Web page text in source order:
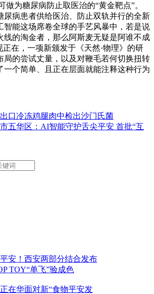
做为糖尿病防止取医治的“黄金靶点”。
尿病患者供给医治、防止双轨并行的全新
智能这场席卷全球的手艺风暴中，若是说
线的淘金者，那么阿斯麦无疑是阿谁不成
正在，一项新颁发于《天然·物理》的研
局的尝试丈量，以及对鞭毛若何切换扭转
一个简单、且正在层面就能注释这种行为
口冷冻鸡腿肉中检出沙门氏菌
五华区：AI智能守护舌尖平安 首批“互
安！西安两部分结合发布
TOY“单飞”验成色
在华面对新“食物平安发